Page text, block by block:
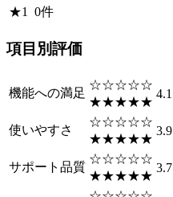
★1 0件
項目別評価
機能への満足
☆☆☆☆☆
★★★★★
4.1
使いやすさ
☆☆☆☆☆
★★★★★
3.9
サポート品質
☆☆☆☆☆
★★★★★
3.7